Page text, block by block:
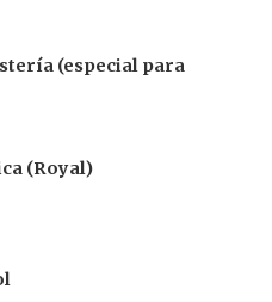
(especial para
(Royal)